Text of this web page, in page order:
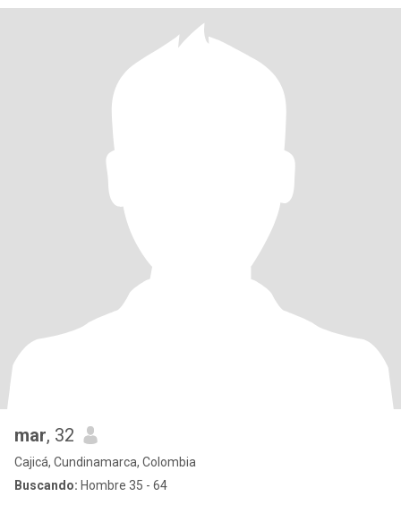
mar, 32
Cajicá, Cundinamarca, Colombia
Buscando: Hombre 35 - 64